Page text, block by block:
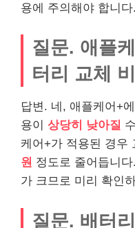
용에 주의해야 합니다.
질문. 애플
터리 교체
답변. 네, 애플케어+
용이 상당히 낮아질
케어+가 적용된 경우
원 정도로 줄어듭니
가 크므로 미리 확인
질문. 배터